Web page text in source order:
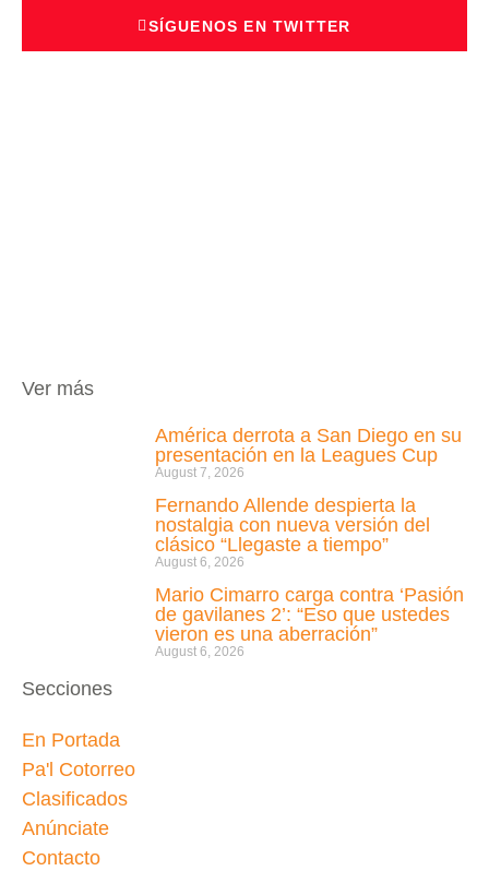
SÍGUENOS EN TWITTER
Ver más
América derrota a San Diego en su
presentación en la Leagues Cup
August 7, 2026
Fernando Allende despierta la
nostalgia con nueva versión del
clásico “Llegaste a tiempo”
August 6, 2026
Mario Cimarro carga contra ‘Pasión
de gavilanes 2’: “Eso que ustedes
vieron es una aberración”
August 6, 2026
Secciones
En Portada
Pa'l Cotorreo
Clasificados
Anúnciate
Contacto